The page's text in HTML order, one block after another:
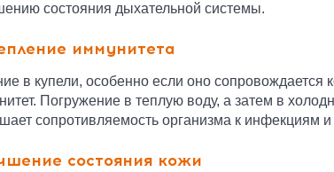
состояния дыхательной системы.
иммунитета
в купели, особенно если оно
Погружение в теплую воду, а затем в
сопротивляемость организма к инфекциям
состояния кожи